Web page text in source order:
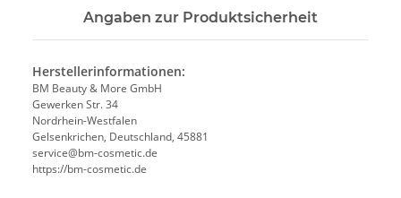
Angaben zur Produktsicherheit
Herstellerinformationen:
BM Beauty & More GmbH
Gewerken Str. 34
Nordrhein-Westfalen
Gelsenkrichen, Deutschland, 45881
service@bm-cosmetic.de
https://bm-cosmetic.de